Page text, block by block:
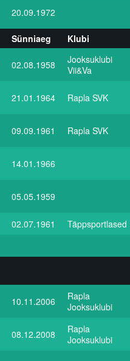
20.09.1972
Sünniaeg Klubi
02.08.1958
Jooksuklubi
Vii&Va
21.01.1964 Rapla SVK
09.09.1961 Rapla SVK
14.01.1966
05.05.1959
02.07.1961 Täppsportlased
10.11.2006
Rapla
Jooksuklubi
08.12.2008
Rapla
Jooksuklubi